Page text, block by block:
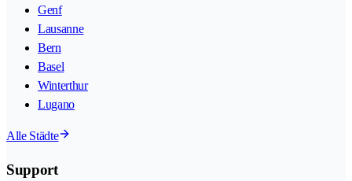
Genf
Lausanne
Bern
Basel
Winterthur
Lugano
Alle Städte
Support